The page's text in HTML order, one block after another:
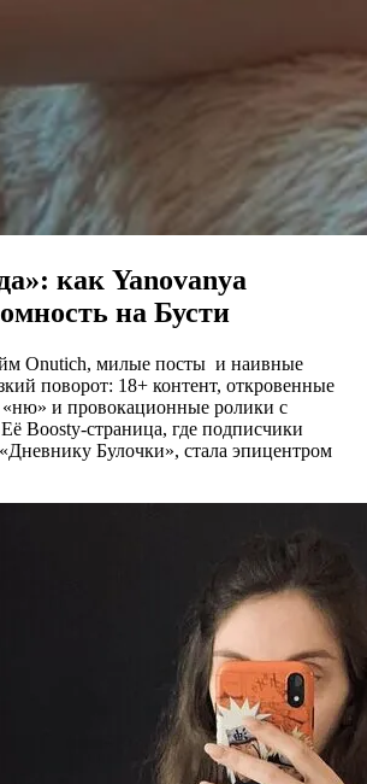
как Yanovanya
на Бусти
Onutich, милые посты и наивные
поворот: 18+ контент, откровенные
«ню» и провокационные ролики с
Boosty-страница, где подписчики
Булочки», стала эпицентром